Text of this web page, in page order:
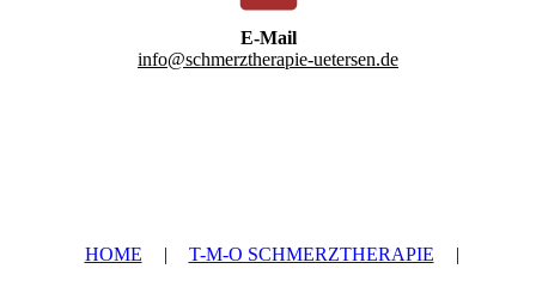
E-Mail
info@schmerztherapie-uetersen.de
HOME | T-M-O SCHMERZTHERAPIE |